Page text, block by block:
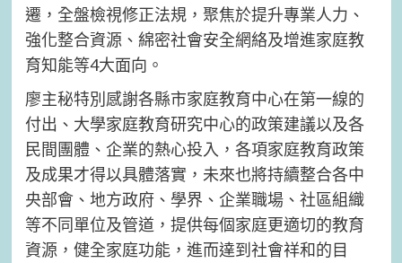
遷，全盤檢視修正法規，聚焦於提升專業人力、
強化整合資源、綿密社會安全網絡及增進家庭教
育知能等4大面向。
廖主秘特別感謝各縣市家庭教育中心在第一線的
付出、大學家庭教育研究中心的政策建議以及各
民間團體、企業的熱心投入，各項家庭教育政策
及成果才得以具體落實，未來也將持續整合各中
央部會、地方政府、學界、企業職場、社區組織
等不同單位及管道，提供每個家庭更適切的教育
資源，健全家庭功能，進而達到社會祥和的目